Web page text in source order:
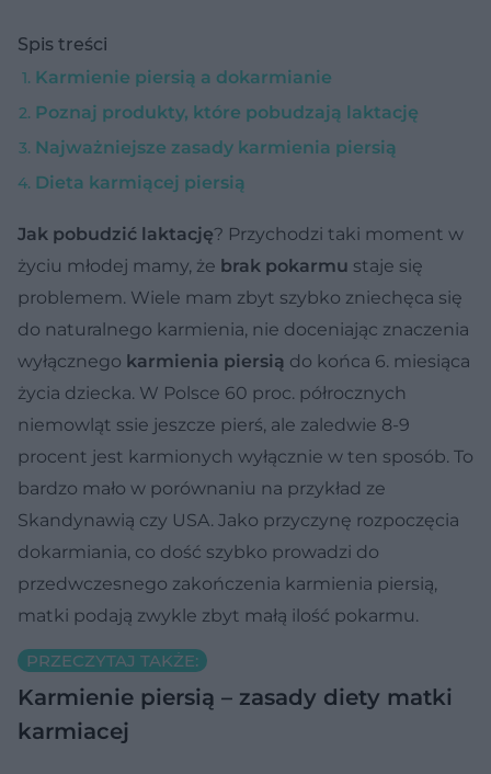
Spis treści
Karmienie piersią a dokarmianie
Poznaj produkty, które pobudzają laktację
Najważniejsze zasady karmienia piersią
Dieta karmiącej piersią
Jak pobudzić laktację? Przychodzi taki moment w
życiu młodej mamy, że brak pokarmu staje się
problemem. Wiele mam zbyt szybko zniechęca się
do naturalnego karmienia, nie doceniając znaczenia
wyłącznego karmienia piersią do końca 6. miesiąca
życia dziecka. W Polsce 60 proc. półrocznych
niemowląt ssie jeszcze pierś, ale zaledwie 8-9
procent jest karmionych wyłącznie w ten sposób. To
bardzo mało w porównaniu na przykład ze
Skandynawią czy USA. Jako przyczynę rozpoczęcia
dokarmiania, co dość szybko prowadzi do
przedwczesnego zakończenia karmienia piersią,
matki podają zwykle zbyt małą ilość pokarmu.
PRZECZYTAJ TAKŻE:
Karmienie piersią – zasady diety matki
karmiacej